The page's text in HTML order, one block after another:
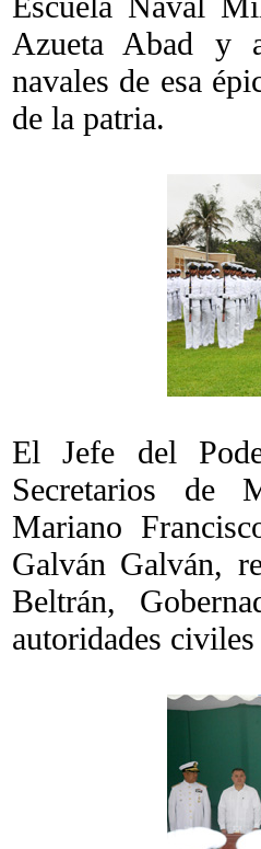
Azueta Abad y
navales de esa
de la patria.
El Jefe del
Secretarios de
Mariano
Galván Galván,
Beltrán,
autoridades